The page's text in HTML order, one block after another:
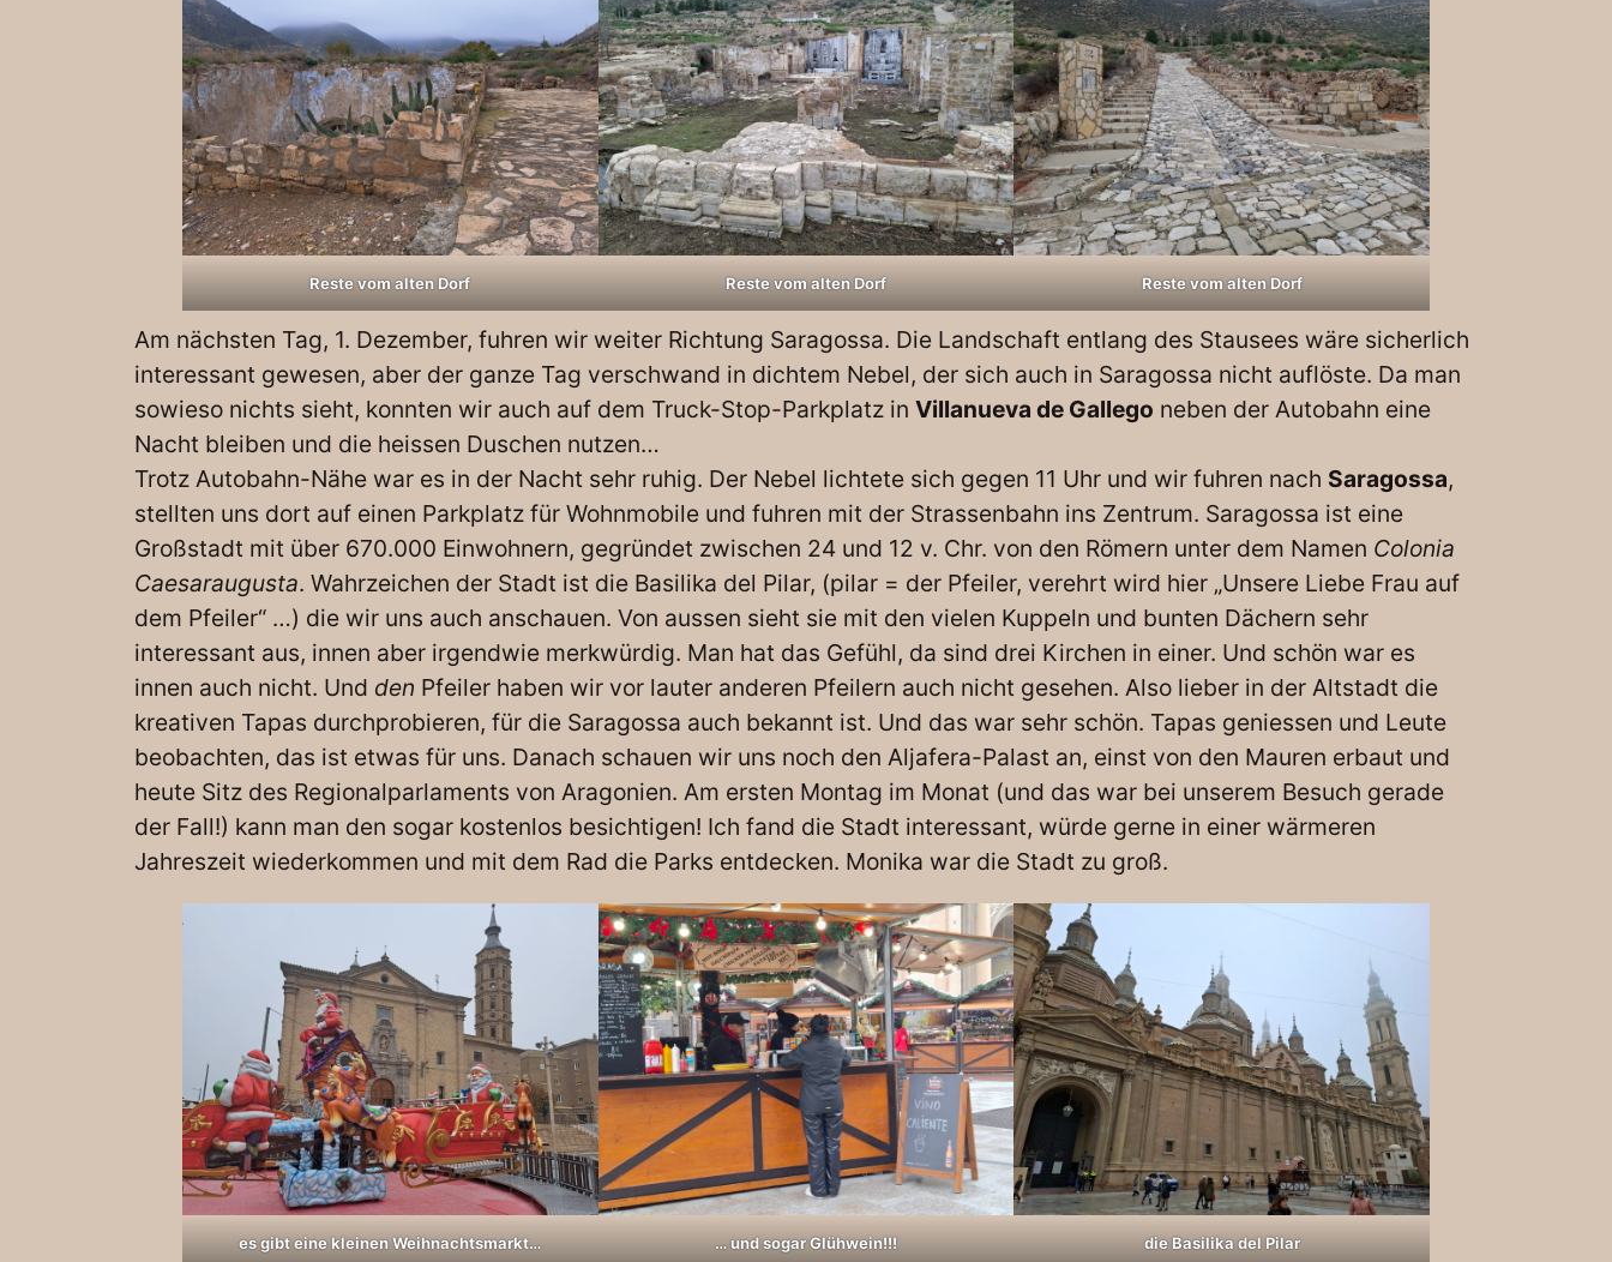
Reste vom alten Dorf Reste vom alten Dorf Reste vom alten Dorf
Am nächsten Tag, 1. Dezember, fuhren wir weiter Richtung Saragossa. Die Landschaft entlang des Stausees wäre sicherlich
interessant gewesen, aber der ganze Tag verschwand in dichtem Nebel, der sich auch in Saragossa nicht auflöste. Da man
sowieso nichts sieht, konnten wir auch auf dem Truck-Stop-Parkplatz in Villanueva de Gallego neben der Autobahn eine
Nacht bleiben und die heissen Duschen nutzen…
Trotz Autobahn-Nähe war es in der Nacht sehr ruhig. Der Nebel lichtete sich gegen 11 Uhr und wir fuhren nach Saragossa,
stellten uns dort auf einen Parkplatz für Wohnmobile und fuhren mit der Strassenbahn ins Zentrum. Saragossa ist eine
Großstadt mit über 670.000 Einwohnern, gegründet zwischen 24 und 12 v. Chr. von den Römern unter dem Namen Colonia
Caesaraugusta. Wahrzeichen der Stadt ist die Basilika del Pilar, (pilar = der Pfeiler, verehrt wird hier „Unsere Liebe Frau auf
dem Pfeiler“ …) die wir uns auch anschauen. Von aussen sieht sie mit den vielen Kuppeln und bunten Dächern sehr
interessant aus, innen aber irgendwie merkwürdig. Man hat das Gefühl, da sind drei Kirchen in einer. Und schön war es
innen auch nicht. Und den Pfeiler haben wir vor lauter anderen Pfeilern auch nicht gesehen. Also lieber in der Altstadt die
kreativen Tapas durchprobieren, für die Saragossa auch bekannt ist. Und das war sehr schön. Tapas geniessen und Leute
beobachten, das ist etwas für uns. Danach schauen wir uns noch den Aljafera-Palast an, einst von den Mauren erbaut und
heute Sitz des Regionalparlaments von Aragonien. Am ersten Montag im Monat (und das war bei unserem Besuch gerade
der Fall!) kann man den sogar kostenlos besichtigen! Ich fand die Stadt interessant, würde gerne in einer wärmeren
Jahreszeit wiederkommen und mit dem Rad die Parks entdecken. Monika war die Stadt zu groß.
es gibt eine kleinen Weihnachtsmarkt… … und sogar Glühwein!!! die Basilika del Pilar